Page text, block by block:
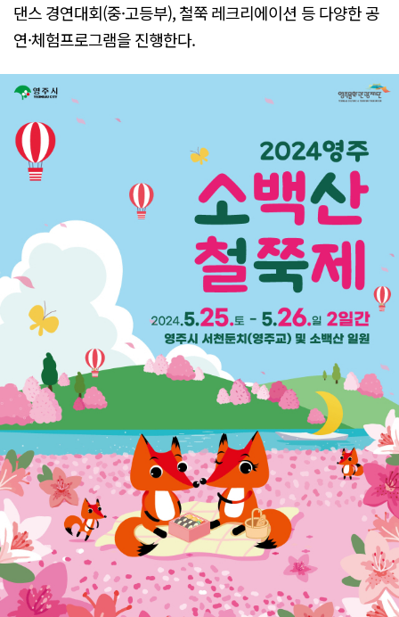
댄스 경연대회(중·고등부), 철쭉 레크리에이션 등 다양한 공
연·체험프로그램을 진행한다.